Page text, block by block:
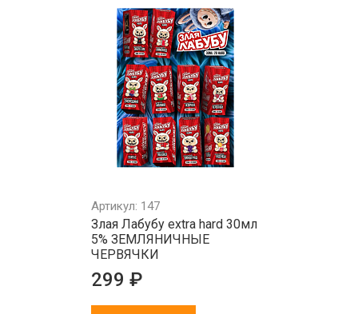
Артикул: 147
Злая Лабубу extra hard 30мл
5% ЗЕМЛЯНИЧНЫЕ
ЧЕРВЯЧКИ
299 ₽